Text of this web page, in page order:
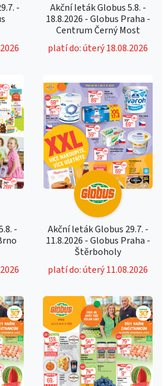
-
Akční leták Globus 5.8. -
18.8.2026 - Globus Praha -
Centrum Černý Most
platí do: úterý 18.08.2026
-
Akční leták Globus 29.7. -
11.8.2026 - Globus Praha -
Štěrboholy
platí do: úterý 11.08.2026